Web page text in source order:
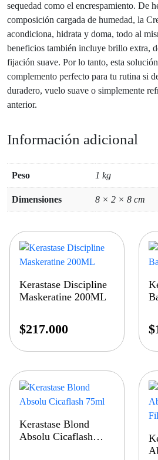
sequedad como el encrespamiento. De
composición cargada de humedad, la
acondiciona, hidrata y doma, todo al
beneficios también incluye brillo extra,
fijación suave. Por lo tanto, esta
complemento perfecto para tu rutina si
duradero, vuelo suave o simplemente
anterior.
Información adicional
Peso 1 kg
Dimensiones 8 × 2 × 8 cm
Kerastase Discipline
Maskeratine 200ML
$217.000 $
Kerastase Blond
Absolu Cicaflash